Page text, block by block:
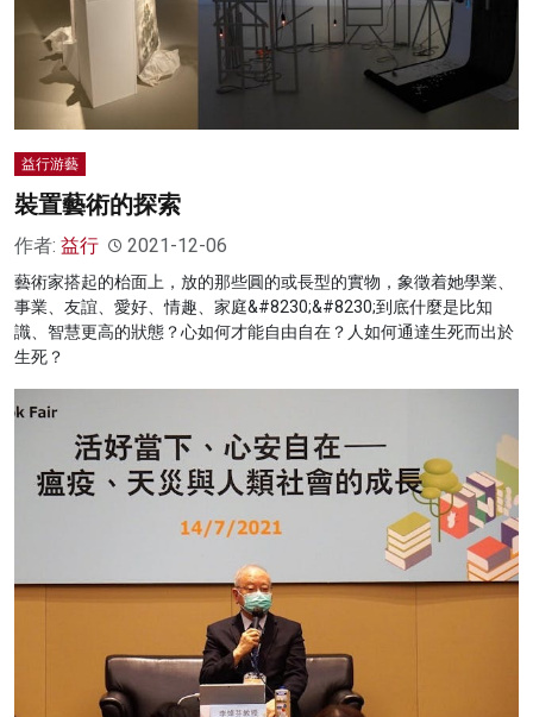
益行游藝
裝置藝術的探索
作者: 益行 2021-12-06
藝術家搭起的枱面上，放的那些圓的或長型的實物，象徵着她學業、
事業、友誼、愛好、情趣、家庭&#8230;&#8230;到底什麼是比知
識、智慧更高的狀態？心如何才能自由自在？人如何通達生死而出於
生死？